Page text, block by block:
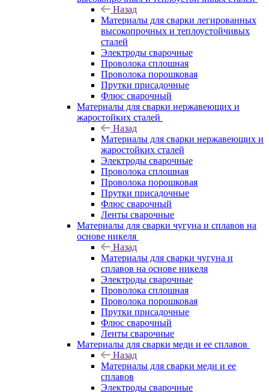
Назад
Материалы для сварки легированных
высокопрочных и теплоустойчивых
сталей
Электроды сварочные
Проволока сплошная
Проволока порошковая
Прутки присадочные
Флюс сварочный
Материалы для сварки нержавеющих и
жаростойких сталей
Назад
Материалы для сварки нержавеющих и
жаростойких сталей
Электроды сварочные
Проволока сплошная
Проволока порошковая
Прутки присадочные
Флюс сварочный
Ленты сварочные
Материалы для сварки чугуна и сплавов на
основе никеля
Назад
Материалы для сварки чугуна и
сплавов на основе никеля
Электроды сварочные
Проволока сплошная
Проволока порошковая
Прутки присадочные
Флюс сварочный
Ленты сварочные
Материалы для сварки меди и ее сплавов
Назад
Материалы для сварки меди и ее
сплавов
Электроды сварочные